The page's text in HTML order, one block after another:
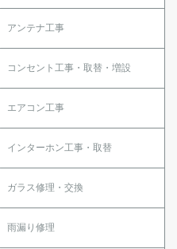
アンテナ工事
コンセント工事・取替・増設
エアコン工事
インターホン工事・取替
ガラス修理・交換
雨漏り修理